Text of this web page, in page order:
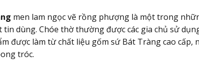
men lam ngọc vẽ rồng phượng là một trong
tin dùng. Chóe thờ thường được các gia chủ sử
được làm từ chất liệu gốm sứ Bát Tràng cao cấp,
tróc.